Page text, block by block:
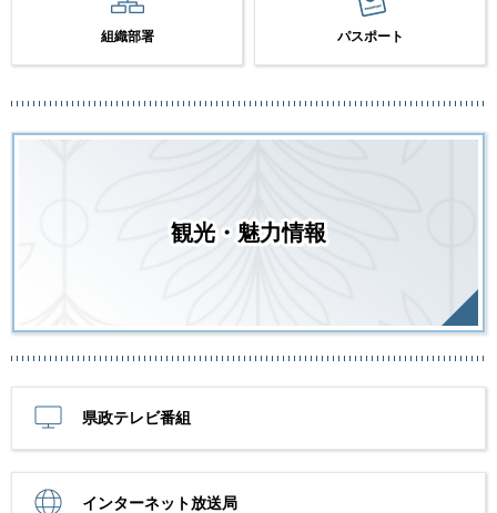
組織部署 パスポート
観光・魅力情報
県政テレビ番組
インターネット放送局